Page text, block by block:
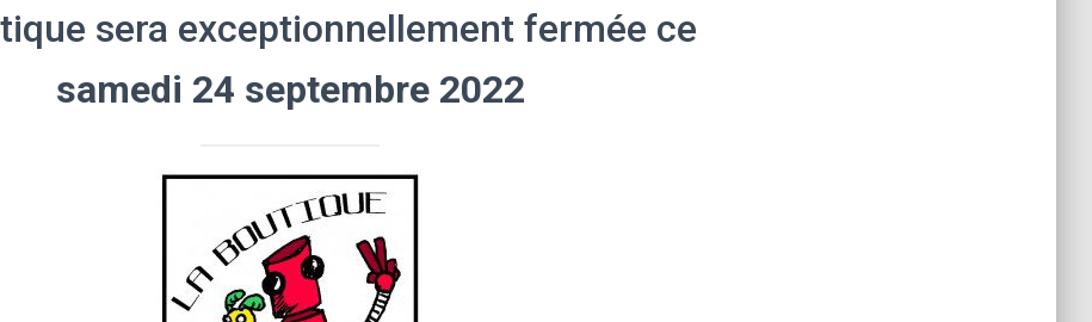
sera exceptionnellement fermée ce
samedi 24 septembre 2022